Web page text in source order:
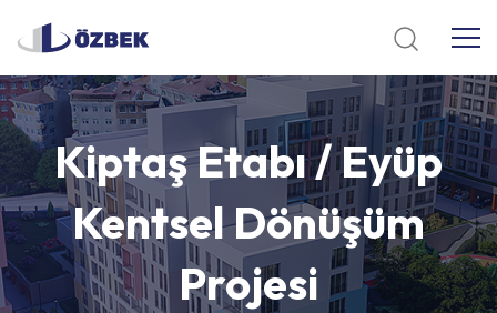
KiptaşEtabı/Eyüp
KentselDönüşüm
Projesi